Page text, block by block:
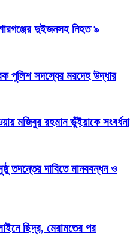
দুইজনসহ নিহত ৯
পুলিশ সদস্যের মরদেহ উদ্ধার
মজিবুর রহমান ভুঁইয়াকে সংবর্ধনা
তদন্তের দাবিতে মানববন্ধন ও
ছিদ্র, মেরামতের পর